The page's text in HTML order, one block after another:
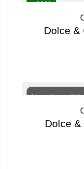
Dolce &
Non
Dolce &